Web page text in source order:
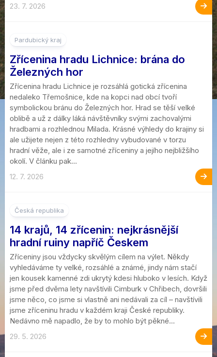
23. 7. 2026
Pardubický kraj
Zřícenina hradu Lichnice: brána do
Železných hor
Zřícenina hradu Lichnice je rozsáhlá gotická zřícenina
nedaleko Třemošnice, kde na kopci nad obcí tvoří
symbolickou bránu do Železných hor. Hrad se těší velké
oblibě a už z dálky láká návštěvníky svými zachovalými
hradbami a rozhlednou Milada. Krásné výhledy do krajiny si
ale užijete nejen z této rozhledny vybudované v torzu
hradní věže, ale i ze samotné zříceniny a jejího nejbližšího
okolí. V článku pak...
12. 7. 2026
Česká republika
14 krajů, 14 zřícenin: nejkrásnější
hradní ruiny napříč Českem
Zříceniny jsou vždycky skvělým cílem na výlet. Někdy
vyhledáváme ty velké, rozsáhlé a známé, jindy nám stačí
jen kousek kamenné zdi ukrytý kdesi hluboko v lesích. Když
jsme před dvěma lety navštívili Cimburk v Chřibech, dovršili
jsme něco, co jsme si vlastně ani nedávali za cíl – navštívili
jsme zříceninu hradu v každém kraji České republiky.
Nedávno mě napadlo, že by to mohlo být pěkné...
29. 5. 2026